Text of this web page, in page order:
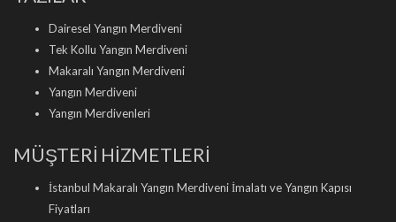
Dairesel Yangın Merdiveni
Tek Kollu Yangın Merdiveni
Makaralı Yangın Merdiveni
Yangın Merdiveni
Yangın Merdivenleri
MÜŞTERİ HİZMETLERİ
İstanbul Makaralı Yangın Merdiveni İmalatı ve Yangın Kapısı
Fiyatları